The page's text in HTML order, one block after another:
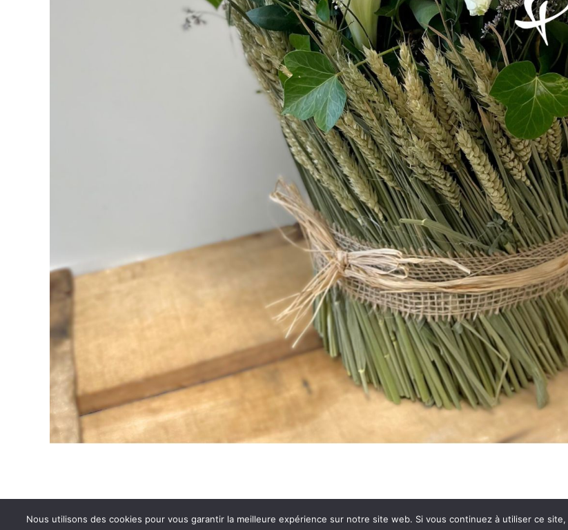
© Pollen Fleurs |Mentions légales|Conditions générales de vente |
Nous utilisons des cookies pour vous garantir la meilleure expérience sur notre site web. Si vous continuez à utiliser ce